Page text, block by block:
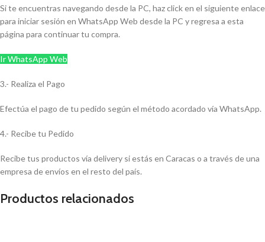
Si te encuentras navegando desde la PC, haz click en el siguiente enlace
para iniciar sesión en WhatsApp Web desde la PC y regresa a esta
página para continuar tu compra.
Ir WhatsApp Web
3.- Realiza el Pago
Efectúa el pago de tu pedido según el método acordado vía WhatsApp.
4.- Recibe tu Pedido
Recibe tus productos vía delivery si estás en Caracas o a través de una
empresa de envíos en el resto del país.
Productos relacionados